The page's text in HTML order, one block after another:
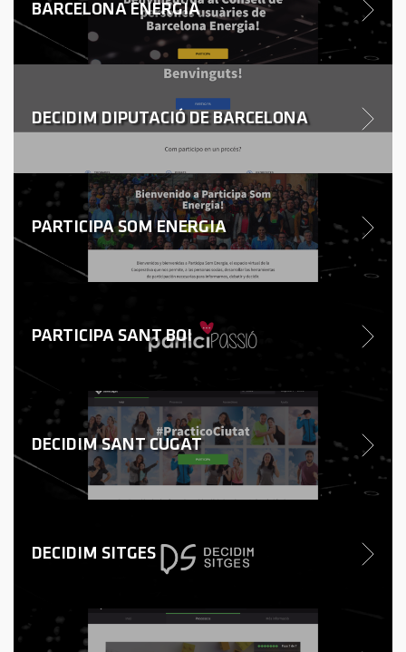
BARCELONA ENERGIA
DECIDIM DIPUTACIÓ DE BARCELONA
PARTICIPA SOM ENERGIA
PARTICIPA SANT BOI
DECIDIM SANT CUGAT
DECIDIM SITGES